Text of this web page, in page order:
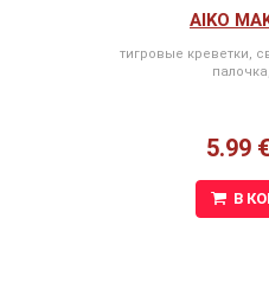
AIKO
тигровые креветки,
5.99 €
В